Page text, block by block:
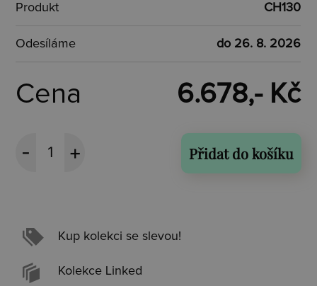
Produkt CH130
Odesíláme do 26. 8. 2026
Cena 6.678,- Kč
Přidat do košíku
Kup kolekci se slevou!
Kolekce Linked